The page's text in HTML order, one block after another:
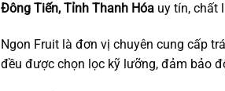
Đông Tiến, Tỉnh Thanh Hóauy tín, chất
Ngon Fruit là đơn vị chuyên cung cấp
đều được chọn lọc kỹ lưỡng, đảm bảo